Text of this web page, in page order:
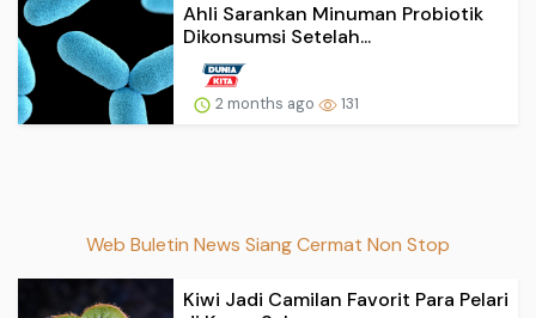
Ahli Sarankan Minuman Probiotik
Dikonsumsi Setelah...
2 months ago 131
Web Buletin News Siang Cermat Non Stop
Kiwi Jadi Camilan Favorit Para Pelari